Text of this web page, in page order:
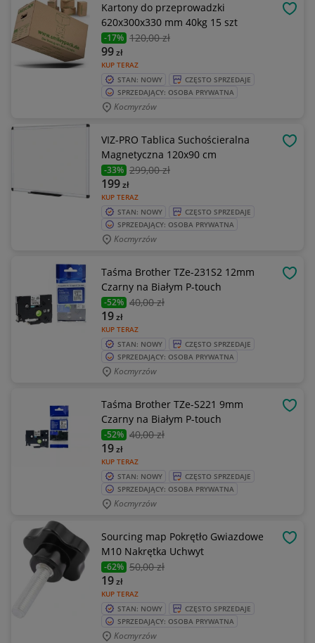
Kartony do przeprowadzki
620x300x330 mm 40kg 15 szt
-17% 120,00 zł
KUP TERAZ
99zł
STAN: NOWY
CZĘSTO SPRZEDAJE
SPRZEDAJĄCY: OSOBA PRYWATNA
Kocmyrzów
VIZ-PRO Tablica Suchościeralna
Magnetyczna 120x90 cm
-33% 299,00 zł
KUP TERAZ
199zł
STAN: NOWY
CZĘSTO SPRZEDAJE
SPRZEDAJĄCY: OSOBA PRYWATNA
Kocmyrzów
Taśma Brother TZe-231S2 12mm
Czarny na Białym P-touch
-52% 40,00 zł
KUP TERAZ
19zł
STAN: NOWY
CZĘSTO SPRZEDAJE
SPRZEDAJĄCY: OSOBA PRYWATNA
Kocmyrzów
Taśma Brother TZe-S221 9mm
Czarny na Białym P-touch
-52% 40,00 zł
KUP TERAZ
19zł
STAN: NOWY
CZĘSTO SPRZEDAJE
SPRZEDAJĄCY: OSOBA PRYWATNA
Kocmyrzów
Sourcing map Pokrętło Gwiazdowe
M10 Nakrętka Uchwyt
-62% 50,00 zł
KUP TERAZ
19zł
STAN: NOWY
CZĘSTO SPRZEDAJE
SPRZEDAJĄCY: OSOBA PRYWATNA
Kocmyrzów